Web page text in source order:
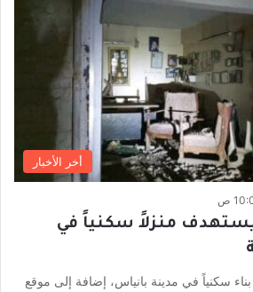
أخر الأخبار
يستهدف منزلاً سكنياً في
سكنياً في مدينة بانياس، إضافة إلى موقع